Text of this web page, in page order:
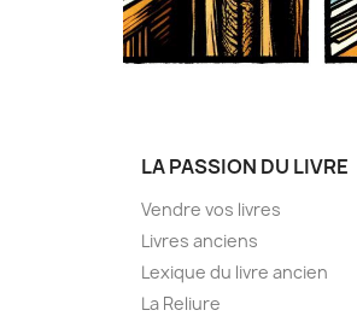
LA PASSION DU LIVRE
Vendre vos livres
Livres anciens
Lexique du livre ancien
La Reliure